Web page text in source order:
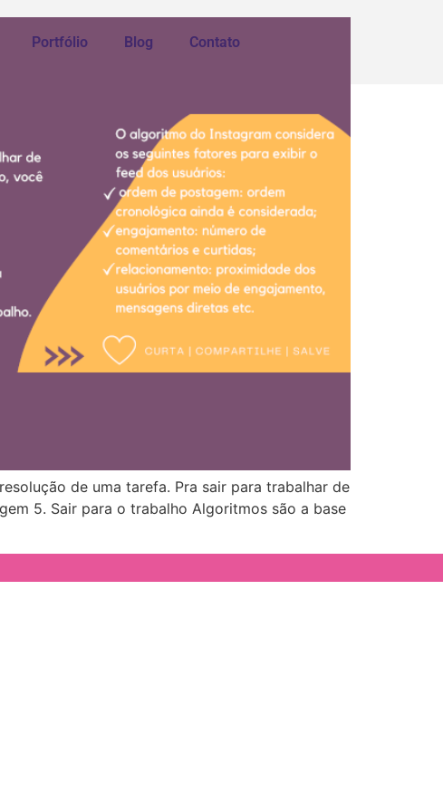
Portfólio Blog Contato
de uma tarefa. Pra sair para trabalhar de
5. Sair para o trabalho Algoritmos são a base